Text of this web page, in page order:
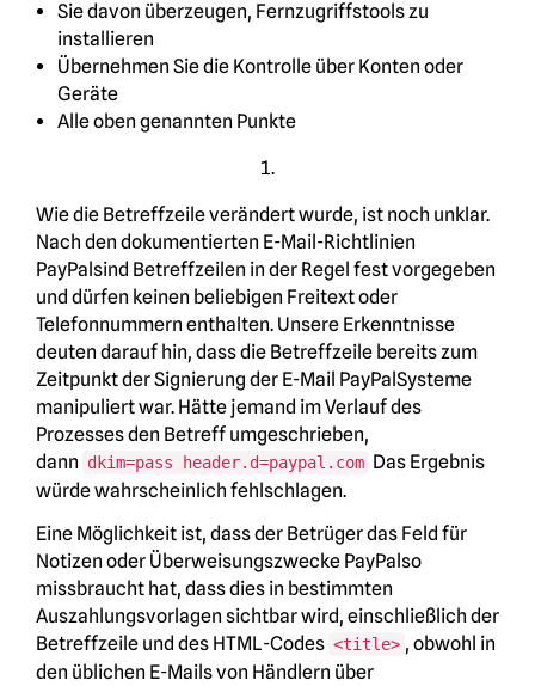
Sie davon überzeugen, Fernzugriffstools zu
installieren
Übernehmen Sie die Kontrolle über Konten oder
Geräte
Alle oben genannten Punkte
Wie die Betreffzeile verändert wurde, ist noch unklar.
Nach den dokumentierten E-Mail-Richtlinien
PayPalsind Betreffzeilen in der Regel fest vorgegeben
und dürfen keinen beliebigen Freitext oder
Telefonnummern enthalten. Unsere Erkenntnisse
deuten darauf hin, dass die Betreffzeile bereits zum
Zeitpunkt der Signierung der E-Mail PayPalSysteme
manipuliert war. Hätte jemand im Verlauf des
Prozesses den Betreff umgeschrieben,
dann dkim=pass header.d=paypal.com Das Ergebnis
würde wahrscheinlich fehlschlagen.
Eine Möglichkeit ist, dass der Betrüger das Feld für
Notizen oder Überweisungszwecke PayPalso
missbraucht hat, dass dies in bestimmten
Auszahlungsvorlagen sichtbar wird, einschließlich der
Betreffzeile und des HTML-Codes <title> , obwohl in
den üblichen E-Mails von Händlern über